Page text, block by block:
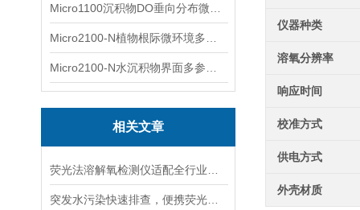
相关文章
仪器种类
溶氧分辨率
响应时间
校准方式
供电方式
外壳材质